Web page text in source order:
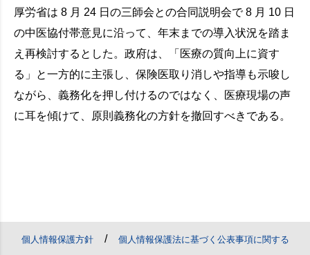
厚労省は 8 月 24 日の三師会との合同説明会で 8 月 10 日
の中医協付帯意見に沿って、年末までの導入状況を踏ま
え再検討するとした。政府は、「医療の質向上に資す
る」と一方的に主張し、保険医取り消しや指導も示唆し
ながら、義務化を押し付けるのではなく、医療現場の声
に耳を傾けて、原則義務化の方針を撤回すべきである。
個人情報保護方針/ 個人情報保護法に基づく公表事項に関する